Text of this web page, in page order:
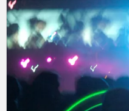
Une semaine
21 juin 2025